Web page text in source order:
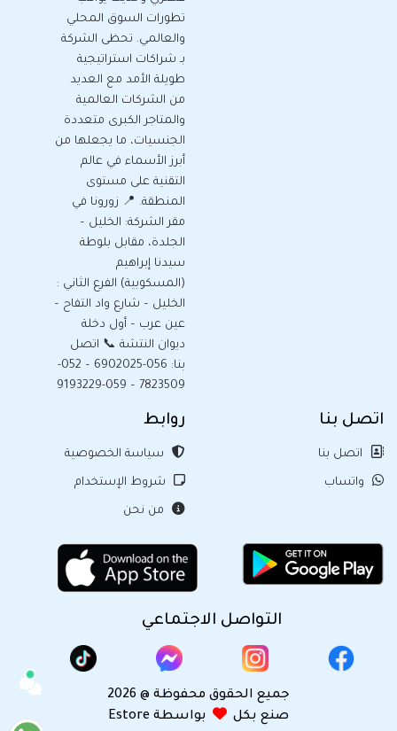
تطورات السوق المحلي
والعالمي. تحظى الشركة
بـ شراكات استراتيجية
طويلة الأمد مع العديد
من الشركات العالمية
والمتاجر الكبرى متعددة
الجنسيات، ما يجعلها من
أبرز الأسماء في عالم
التقنية على مستوى
المنطقة. 📍 زورونا في
مقر الشركة: الخليل –
الجلدة، مقابل بلوطة
سيدنا إبراهيم
(المسكوبية) الفرع الثاني :
الخليل – شارع واد التفاح –
عين عرب – أول دخلة
ديوان النتشة 📞 اتصل
بنا: 056-6902025 – 052-
7823509 – 059-9193229
اتصل بنا
اتصل بنا
واتساب
روابط
سياسة الخصوصية
شروط الإستخدام
من نحن
التواصل الاجتماعي
جميع الحقوق محفوظة @ 2026
صنع بكل
بواسطة Estore